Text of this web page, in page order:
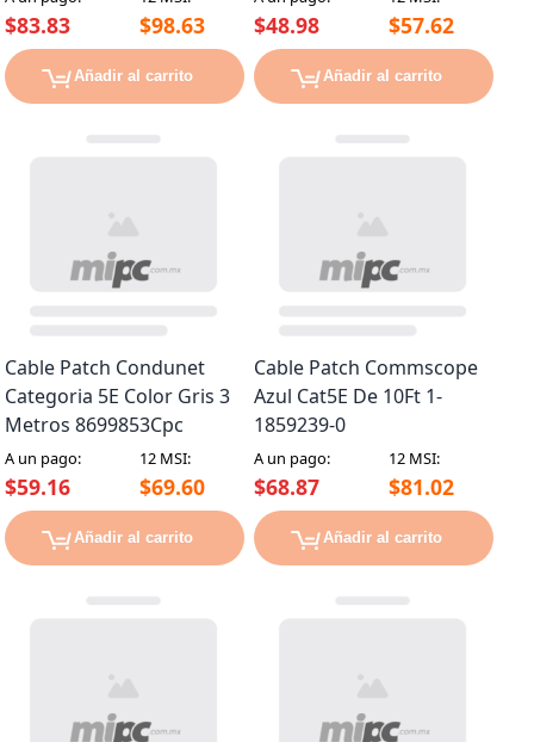
$83.83 $98.63
Añadir al carrito
$48.98 $57.62
Añadir al carrito
Cable Patch Condunet
Categoria 5E Color Gris 3
Metros 8699853Cpc
A un pago: 12 MSI:
$59.16 $69.60
Añadir al carrito
Cable Patch Commscope
Azul Cat5E De 10Ft 1-
1859239-0
A un pago: 12 MSI:
$68.87 $81.02
Añadir al carrito